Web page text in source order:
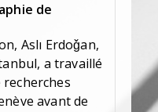
de
Aslı Erdoǧan,
a travaillé
avant de